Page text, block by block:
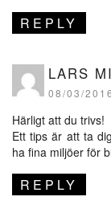
REPLY
LARS
08/03/
Härligt att du trivs!
Ett tips är att ta
ha fina miljöer för
REPLY